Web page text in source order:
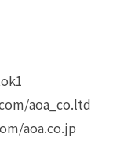
￣
aoa_co.ltd
aoa.co.jp